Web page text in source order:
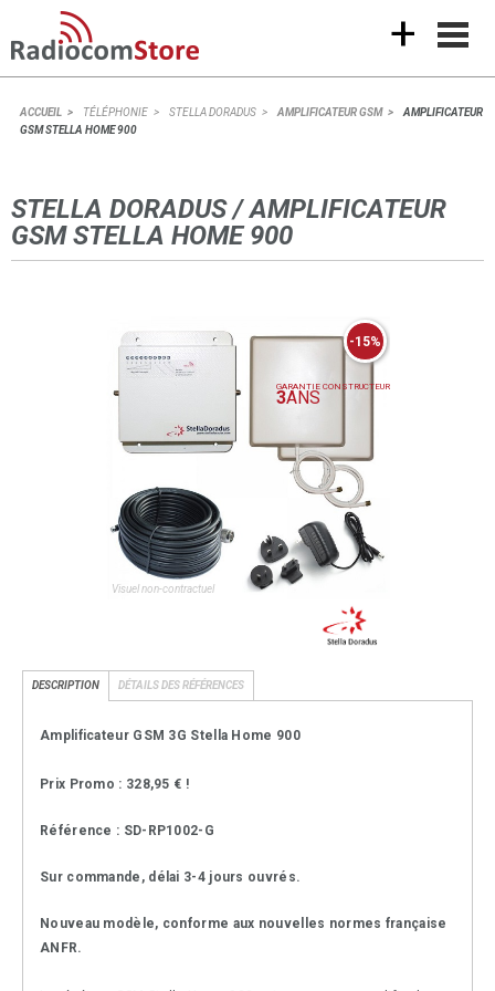
+
ACCUEIL TÉLÉPHONIE STELLA DORADUS AMPLIFICATEUR GSM
AMPLIFICATEUR
GSM STELLA HOME 900
STELLA DORADUS / AMPLIFICATEUR
GSM STELLA HOME 900
-15%
GARANTIE CONSTRUCTEUR
3ANS
Visuel non-contractuel
DESCRIPTION DÉTAILS DES RÉFÉRENCES
Amplificateur GSM 3G Stella Home 900
Prix Promo : 328,95 € !
Référence : SD-RP1002-G
Sur commande, délai 3-4 jours ouvrés.
Nouveau modèle, conforme aux nouvelles normes française
ANFR.